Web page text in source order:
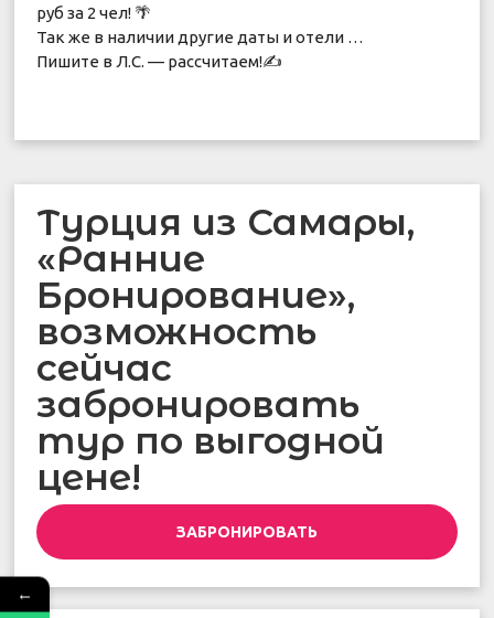
руб за 2 чел! 🌴
Так же в наличии другие даты и отели …
Пишите в Л.С. — рассчитаем!✍
Турция из Самары,
«Ранние
Бронирование»,
возможность
сейчас
забронировать
тур по выгодной
цене!
ЗАБРОНИРОВАТЬ
←